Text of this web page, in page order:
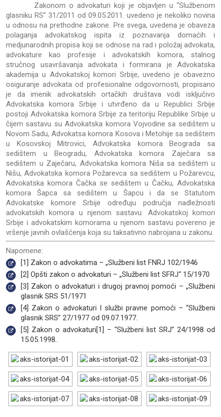
Zakonom o advokaturi koji je objavljen u “Službenom
glasniku RS” 31/2011 od 09.05.2011. uvedeno je nekoliko novina
u odnosu na prethodne zakone. Pre svega, uvedena je obaveza
polaganja advokatskog ispita iz poznavanja domaćih i
medjunarodnih propisa koji se odnose na rad i položaj advokata,
advokature kao profesije i advokatskih komora, stalnog
stručnog usavršavanja advokata i formirana je Advokatska
akademija u Advokatskoj komori Srbije, uvedeno je obavezno
osiguranje advokata od profesionalne odgovornosti, propisano
je da imenik advokatskih ortačkih društava vodi isključivo
Advokatska komora Srbije i utvrđeno da u Republici Srbije
postoji Advokatska komora Srbije za teritoriju Republike Srbije u
čijem sastavu su Advokatska komora Vojvodine sa sedištem u
Novom Sadu, Advokatsa komora Kosova i Metohije sa sedištem
u Kosovskoj Mitrovici, Advokatska komora Beograda sa
sedištem u Beogradu, Advokatska komora Zaječara sa
sedištem u Zaječaru, Advokatska komora Niša sa sedištem u
Nišu, Advokatska komora Požarevca sa sedištem u Požarevcu,
Advokatska komora Čačka se sedištem u Čačku, Advokatska
komora Šapca sa sedištem u Šapcu i da se Statutom
Advokatske komore Srbije određuju područja nadležnosti
advokatskih komora u njenom sastavu. Advokatskoj komori
Srbije i advokatskim komorama u njenom sastavu povereno je
vršenje javnih ovlašćenja koja su taksativno nabrojana u zakonu.
Napomene:
[1] Zakon o advokatima – „Službeni list FNRJ 102/1946
[2] Opšti zakon o advokaturi – „Službeni list SFRJ“ 15/1970
[3] Zakon o advokaturi i drugoj pravnoj pomoći – „Službeni
glasnik SRS 51/1971
[4] Zakon o advokaturi I službi pravne pomoći – “Službeni
glasnik SRS” 27/1977 od 09.07.1977.
[5] Zakon o advokaturi[1] – “Službeni list SRJ” 24/1998 od
15.05.1998.